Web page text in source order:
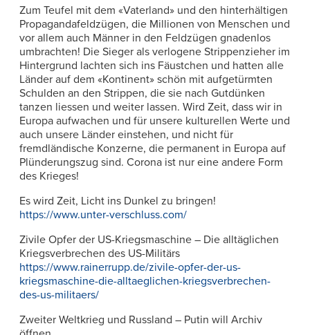
Zum Teufel mit dem «Vaterland» und den hinterhältigen
Propagandafeldzügen, die Millionen von Menschen und
vor allem auch Männer in den Feldzügen gnadenlos
umbrachten! Die Sieger als verlogene Strippenzieher im
Hintergrund lachten sich ins Fäustchen und hatten alle
Länder auf dem «Kontinent» schön mit aufgetürmten
Schulden an den Strippen, die sie nach Gutdünken
tanzen liessen und weiter lassen. Wird Zeit, dass wir in
Europa aufwachen und für unsere kulturellen Werte und
auch unsere Länder einstehen, und nicht für
fremdländische Konzerne, die permanent in Europa auf
Plünderungszug sind. Corona ist nur eine andere Form
des Krieges!
Es wird Zeit, Licht ins Dunkel zu bringen!
https://www.unter-verschluss.com/
Zivile Opfer der US-Kriegsmaschine – Die alltäglichen
Kriegsverbrechen des US-Militärs
https://www.rainerrupp.de/zivile-opfer-der-us-
kriegsmaschine-die-alltaeglichen-kriegsverbrechen-
des-us-militaers/
Zweiter Weltkrieg und Russland – Putin will Archiv